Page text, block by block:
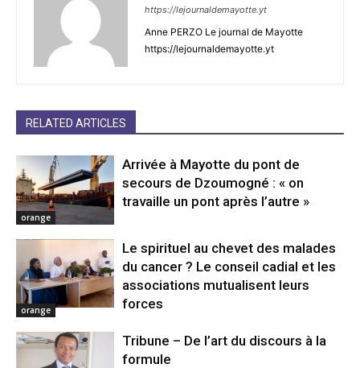
https://lejournaldemayotte.yt
Anne PERZO Le journal de Mayotte
https://lejournaldemayotte.yt
RELATED ARTICLES
orange
Arrivée à Mayotte du pont de
secours de Dzoumogné : « on
travaille un pont après l’autre »
orange
Le spirituel au chevet des malades
du cancer ? Le conseil cadial et les
associations mutualisent leurs
forces
Tribune – De l’art du discours à la
formule